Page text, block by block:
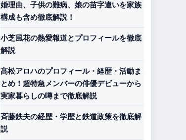
婚理由、子供の難病、娘の苗字違いを家族
構成も含め徹底解説！
小芝風花の熱愛報道とプロフィールを徹底
解説
髙松アロハのプロフィール・経歴・活動ま
とめ！超特急メンバーの俳優デビューから
実家暮らしの噂まで徹底解説
斉藤鉄夫の経歴・学歴と鉄道政策を徹底解
説